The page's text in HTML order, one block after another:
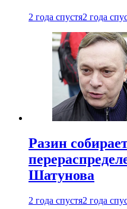
2 года спустя2 года
Разин
Шатунова
2 года спустя2 года